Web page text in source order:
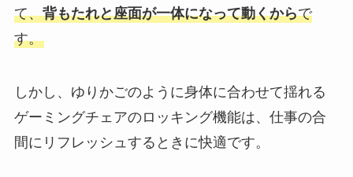
て、背もたれと座面が一体になって動くからで
す。
しかし、ゆりかごのように身体に合わせて揺れる
ゲーミングチェアのロッキング機能は、仕事の合
間にリフレッシュするときに快適です。